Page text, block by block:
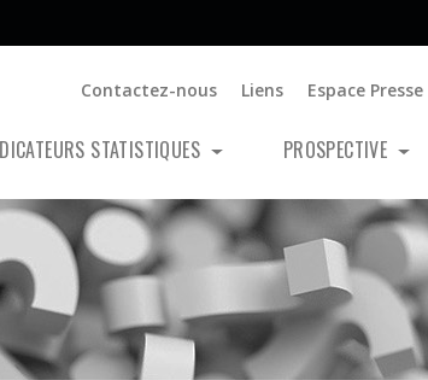
Contactez-nous Liens Espace Presse
STATISTIQUES PROSPECTIVE